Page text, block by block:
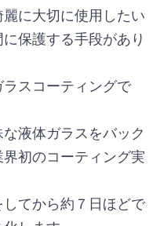
に大切に使用したい
保護する手段があり
スコーティングで
液体ガラスをバック
初のコーティング実
てから約７日ほどで